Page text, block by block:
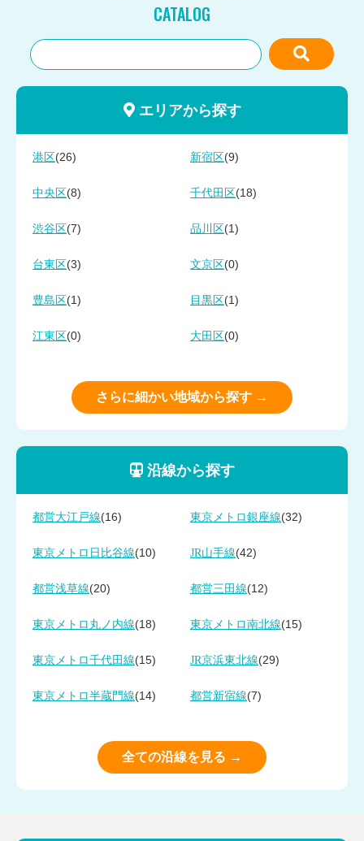
CATALOG
エリアから探す
港区 (26) 新宿区 (9)
中央区 (8) 千代田区 (18)
渋谷区 (7) 品川区 (1)
台東区 (3) 文京区 (0)
豊島区 (1) 目黒区 (1)
江東区 (0) 大田区 (0)
さらに細かい地域から探す →
沿線から探す
都営大江戸線(16) 東京メトロ銀座線(32)
東京メトロ日比谷線(10) JR山手線(42)
都営浅草線(20) 都営三田線(12)
東京メトロ丸ノ内線(18) 東京メトロ南北線(15)
東京メトロ千代田線(15) JR京浜東北線(29)
東京メトロ半蔵門線(14) 都営新宿線(7)
全ての沿線を見る →